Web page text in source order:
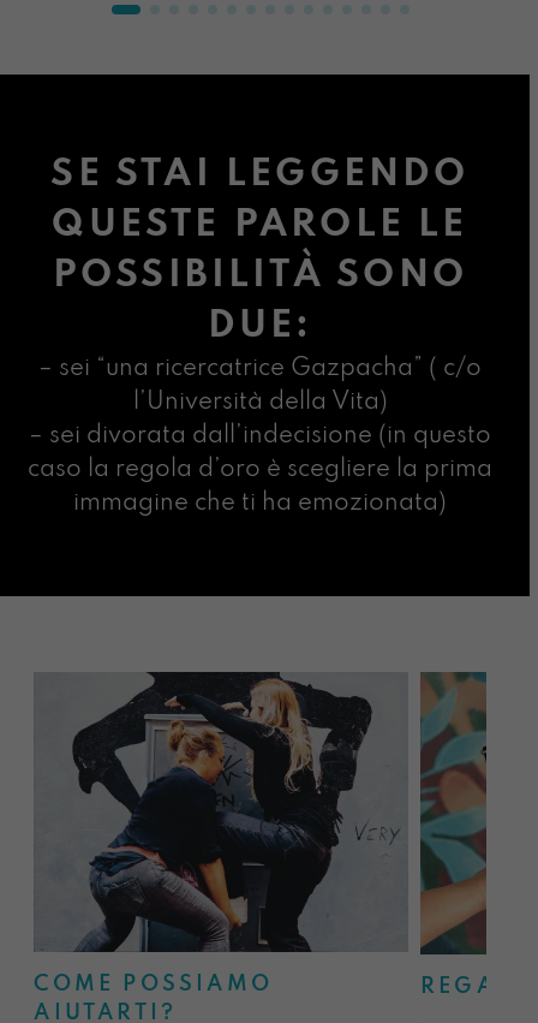
SE STAI LEGGENDO
QUESTE PAROLE LE
POSSIBILITÀ SONO
DUE:
– sei “una ricercatrice Gazpacha” ( c/o
l’Università della Vita)
– sei divorata dall’indecisione (in questo
caso la regola d’oro è scegliere la prima
immagine che ti ha emozionata)
COME POSSIAMO
AIUTARTI?